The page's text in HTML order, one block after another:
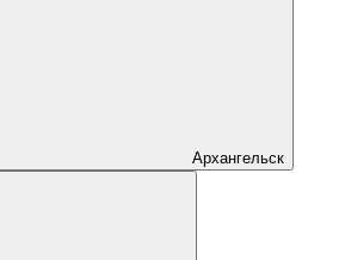
Архангельск